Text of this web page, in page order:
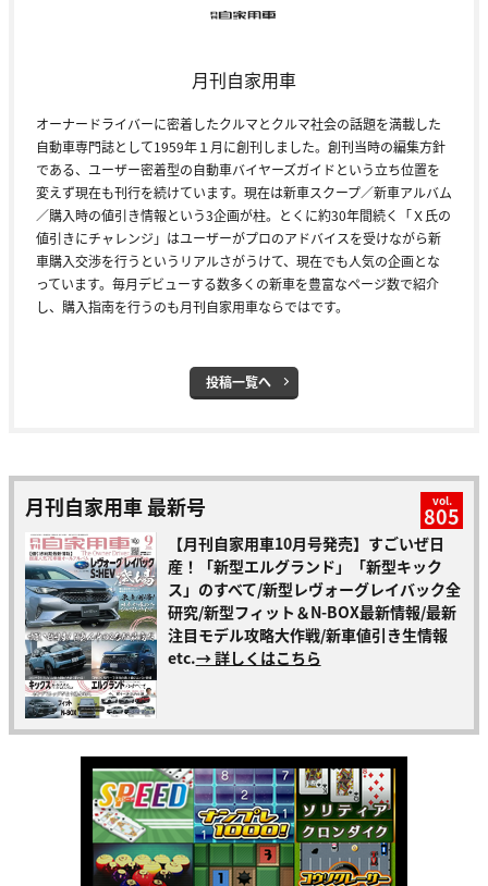
月刊自家用車
オーナードライバーに密着したクルマとクルマ社会の話題を満載した
自動車専門誌として1959年１月に創刊しました。創刊当時の編集方針
である、ユーザー密着型の自動車バイヤーズガイドという立ち位置を
変えず現在も刊行を続けています。現在は新車スクープ／新車アルバム
／購入時の値引き情報という3企画が柱。とくに約30年間続く「Ｘ氏の
値引きにチャレンジ」はユーザーがプロのアドバイスを受けながら新
車購入交渉を行うというリアルさがうけて、現在でも人気の企画とな
っています。毎月デビューする数多くの新車を豊富なページ数で紹介
し、購入指南を行うのも月刊自家用車ならではです。
投稿一覧へ
月刊自家用車 最新号 vol.
805
【月刊自家用車10月号発売】すごいぜ日
産！「新型エルグランド」「新型キック
ス」のすべて/新型レヴォーグレイバック全
研究/新型フィット＆N-BOX最新情報/最新
注目モデル攻略大作戦/新車値引き生情報
etc.→ 詳しくはこちら